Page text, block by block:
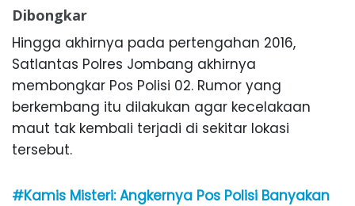
Dibongkar
Hingga akhirnya pada pertengahan 2016,
Satlantas Polres Jombang akhirnya
membongkar Pos Polisi 02. Rumor yang
berkembang itu dilakukan agar kecelakaan
maut tak kembali terjadi di sekitar lokasi
tersebut.
#Kamis Misteri: Angkernya Pos Polisi Banyakan